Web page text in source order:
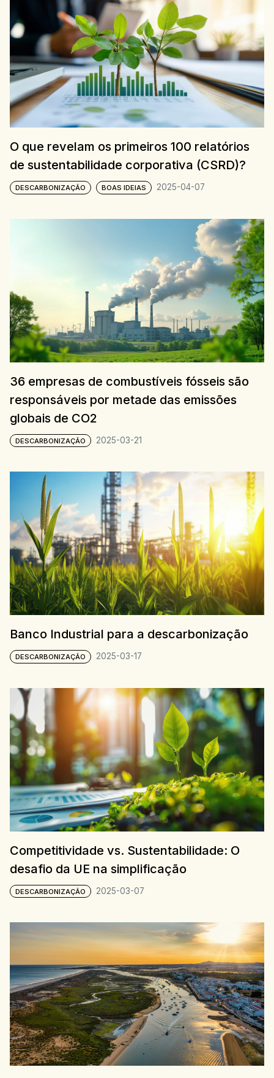
O que revelam os primeiros 100 relatórios
de sustentabilidade corporativa (CSRD)?
DESCARBONIZAÇÃO BOAS IDEIAS 2025-04-07
36 empresas de combustíveis fósseis são
responsáveis por metade das emissões
globais de CO2
DESCARBONIZAÇÃO 2025-03-21
Banco Industrial para a descarbonização
DESCARBONIZAÇÃO 2025-03-17
Competitividade vs. Sustentabilidade: O
desafio da UE na simplificação
DESCARBONIZAÇÃO 2025-03-07